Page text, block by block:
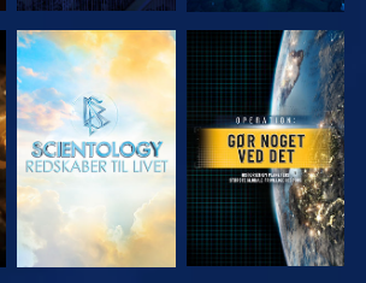
UDFORSK
SERIEN
SE